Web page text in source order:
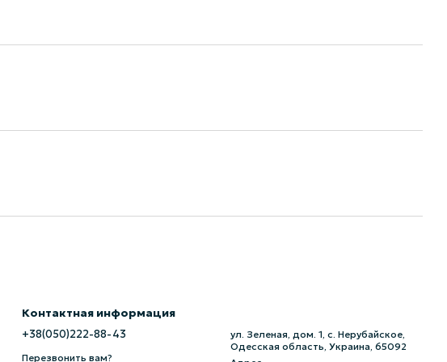
Контактная информация
+38(050)222-88-43
Перезвонить вам?
ул. Зеленая, дом. 1, с. Нерубайское,
Одесская область, Украина, 65092